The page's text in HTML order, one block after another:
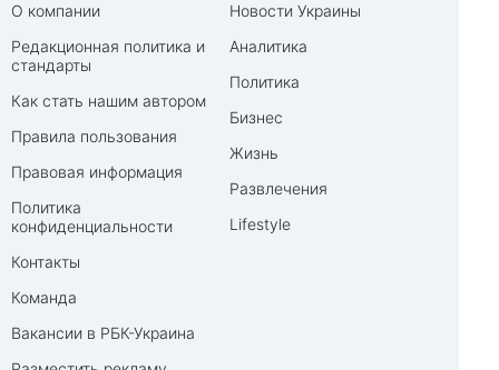
О компании
Редакционная политика и
стандарты
Как стать нашим автором
Правила пользования
Правовая информация
Политика
конфиденциальности
Контакты
Команда
Вакансии в РБК-Украина
Новости Украины
Аналитика
Политика
Бизнес
Жизнь
Развлечения
Lifestyle